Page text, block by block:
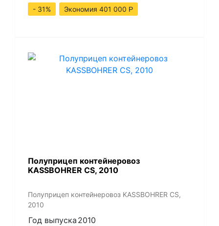
- 31%
Экономия 401 000 Р
Полуприцеп контейнеровоз
KASSBOHRER CS, 2010
Полуприцеп контейнеровоз KASSBOHRER CS,
2010
Год выпуска 2010